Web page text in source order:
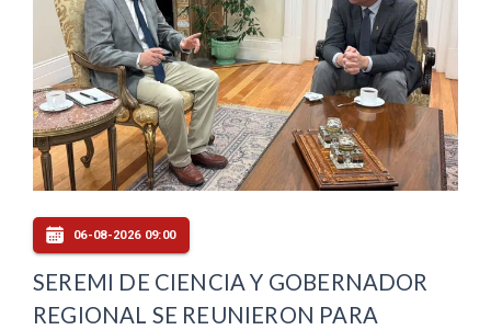
06-08-2026 09:00
SEREMI DE CIENCIA Y GOBERNADOR
REGIONAL SE REUNIERON PARA